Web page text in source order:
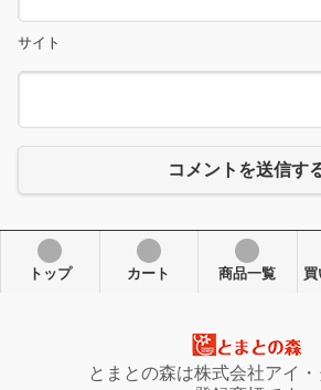
サイト
コメントを送信す
トップ カート 商品一覧 買
とまとの森は株式会社アイ